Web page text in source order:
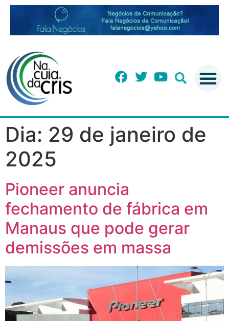
Dia: 29 de janeiro de
2025
Pioneer anuncia
fechamento de fábrica em
Manaus que pode gerar
demissões em massa